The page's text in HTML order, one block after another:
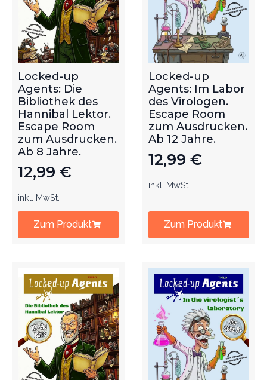
Locked-up
Agents: Die
Bibliothek des
Hannibal Lektor.
Escape Room
zum Ausdrucken.
Ab 8 Jahre.
12,99 €
inkl. MwSt.
Zum Produkt
Locked-up
Agents: Im Labor
des Virologen.
Escape Room
zum Ausdrucken.
Ab 12 Jahre.
12,99 €
inkl. MwSt.
Zum Produkt